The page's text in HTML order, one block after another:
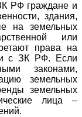
РФ граждане и
здания,
на земельных
или
права на
с ЗК РФ. Если
законами,
земельных
земельных
лица –